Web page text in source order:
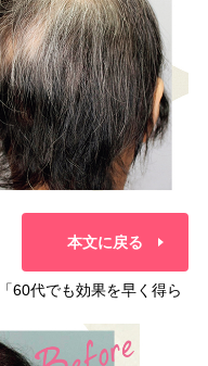
本文に戻る
60代でも効果を早く得ら